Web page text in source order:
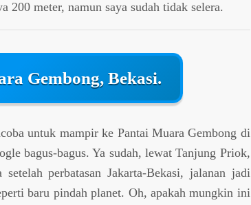
200 meter, namun saya sudah tidak selera.
Gembong, Bekasi.
untuk mampir ke Pantai Muara Gembong di
bagus-bagus. Ya sudah, lewat Tanjung Priok,
perbatasan Jakarta-Bekasi, jalanan jadi
baru pindah planet. Oh, apakah mungkin ini